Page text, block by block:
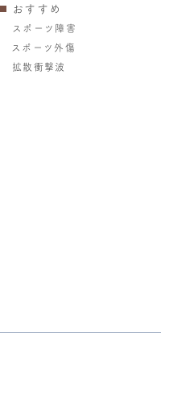
おすすめ
スポーツ障害
スポーツ外傷
拡散衝撃波